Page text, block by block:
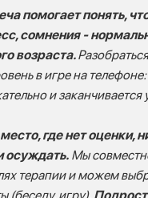
помогает понять,
сомнения -
возраста.
в игре на
и заканчивается
где нет оценки,
осуждать. Мы
терапии и можем